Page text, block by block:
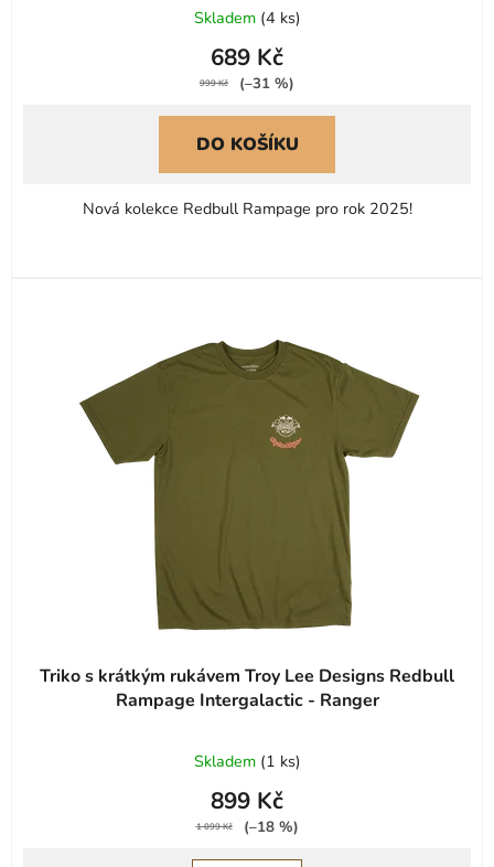
hodnocení
produktu
je
5,0
z
5
hvězdiček.
Skladem (4 ks)
689 Kč
999 Kč (–31 %)
DO KOŠÍKU
Nová kolekce Redbull Rampage pro rok 2025!
Triko s krátkým rukávem Troy Lee Designs Redbull
Rampage Intergalactic - Ranger
Skladem (1 ks)
899 Kč
1 099 Kč (–18 %)